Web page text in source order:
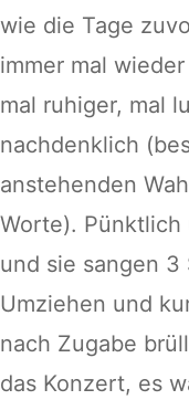
wie die Tage
immer mal
mal ruhiger, mal
nachdenklich
anstehenden
Worte). Pünktlich
und sie sangen
Umziehen und
nach Zugabe
das Konzert, es